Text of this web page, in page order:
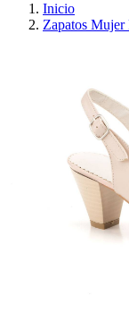
Inicio
Zapatos Mujer